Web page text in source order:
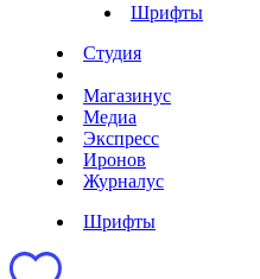
Шрифты
Студия
Магазинус
Медиа
Экспресс
Иронов
Журналус
Шрифты